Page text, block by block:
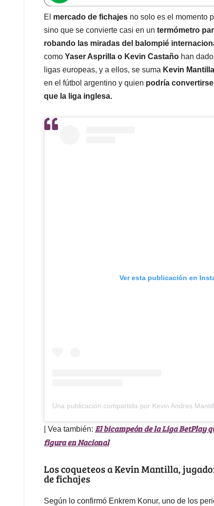
s
A
p
p
b
o
o
k
e
d
I
n
l
a
d
s
El mercado de fichajes no solo es el momento
sino que se convierte casi en un termómetro
robando las miradas del balompié
como Yaser Asprilla o Kevin Castaño han
ligas europeas, y a ellos, se suma Kevin Mantilla
en el fútbol argentino y quien podría
que la liga inglesa.
Ver esta publicación en
Una publicación compartida por Kevin Andres
| Vea también: El bicampeón de la Liga BetPlay
figura en Nacional
Los coqueteos a Kevin Mantilla,
de fichajes
Según lo confirmó Enkrem Konur, uno de los